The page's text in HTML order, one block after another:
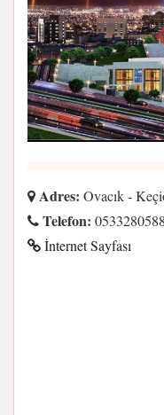
Adres: Ovacık -
Telefon:
İnternet Sayfası